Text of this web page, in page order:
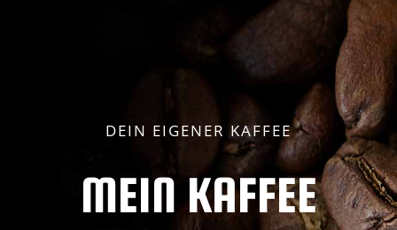
DEIN EIGENER KAFFEE
MEIN KAFFEE